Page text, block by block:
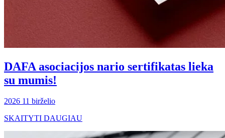
DAFA asociacijos nario sertifikatas lieka
su mumis!
2026 11 birželio
SKAITYTI DAUGIAU